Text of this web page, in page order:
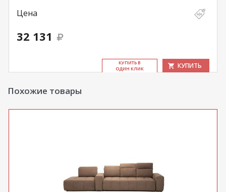
Цена
32 131
КУ­ПИТЬ В
ОДИН КЛИК
КУПИТЬ
Похожие товары